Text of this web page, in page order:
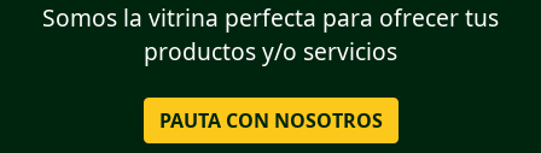
Somos la vitrina perfecta para ofrecer tus
productos y/o servicios
PAUTA CON NOSOTROS